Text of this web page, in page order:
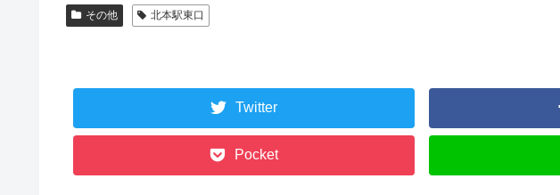
その他 北本駅東口
Twitter
Pocket